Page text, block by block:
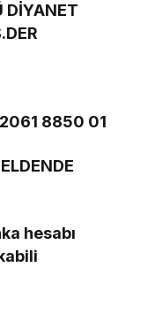
DİYANET
8850 01
hesabı